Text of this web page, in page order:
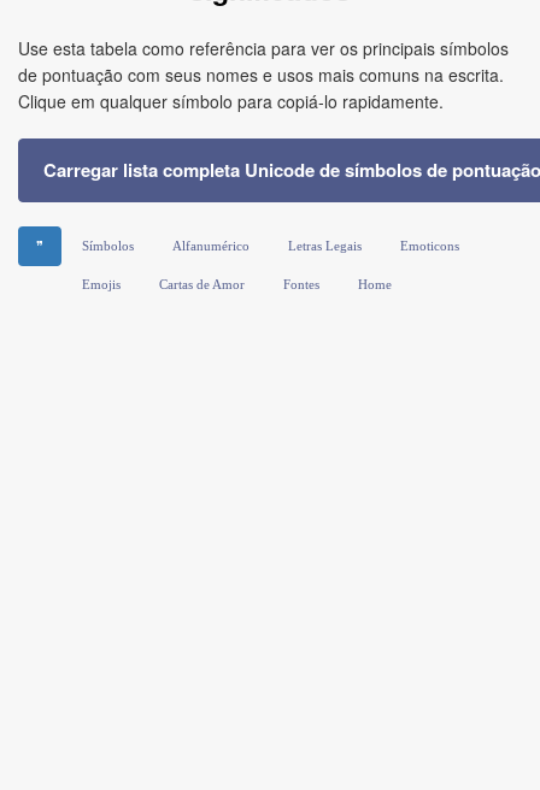
Use esta tabela como referência para ver os principais símbolos
de pontuação com seus nomes e usos mais comuns na escrita.
Clique em qualquer símbolo para copiá‑lo rapidamente.
Carregar lista completa Unicode de símbolos de pontuação
❞ Símbolos Alfanumérico Letras Legais Emoticons
Emojis Cartas de Amor Fontes Home